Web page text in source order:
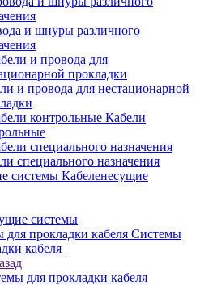
и шнуры различного
и провода для нестационарной
Кабели
специального назначения
Кабеленесущие
системы
Системы
кабеля
для прокладки кабеля